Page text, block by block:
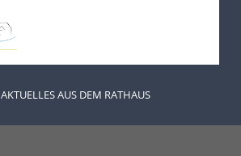
AKTUELLES AUS DEM RATHAUS